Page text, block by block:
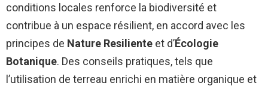
conditions locales renforce la biodiversité et
contribue à un espace résilient, en accord avec les
principes de Nature Resiliente et d’Écologie
Botanique. Des conseils pratiques, tels que
l’utilisation de terreau enrichi en matière organique et